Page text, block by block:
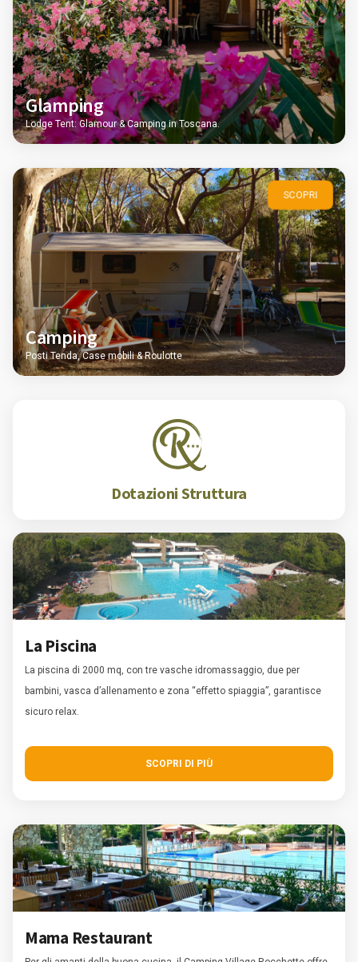
Glamping
Lodge Tent: Glamour & Camping in Toscana.
SCOPRI
Camping
Posti Tenda, Case mobili & Roulotte
Dotazioni Struttura
La Piscina
La piscina di 2000 mq, con tre vasche idromassaggio, due per
bambini, vasca d’allenamento e zona “effetto spiaggia”, garantisce
sicuro relax.
SCOPRI DI PIÙ
Mama Restaurant